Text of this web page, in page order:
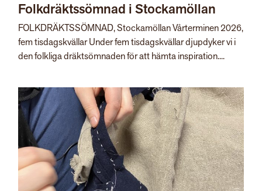
Folkdräktssömnad i Stockamöllan
FOLKDRÄKTSSÖMNAD, Stockamöllan Vårterminen 2026,
fem tisdagskvällar Under fem tisdagskvällar djupdyker vi i
den folkliga dräktsömnaden för att hämta inspiration....